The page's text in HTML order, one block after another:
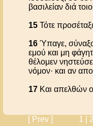
βασιλείαν διά
15 Τότε
16 Ύπαγε,
εμού και μη
θέλομεν
νόμον· και αν
17 Και απελθών
[ Prev ] 1 |